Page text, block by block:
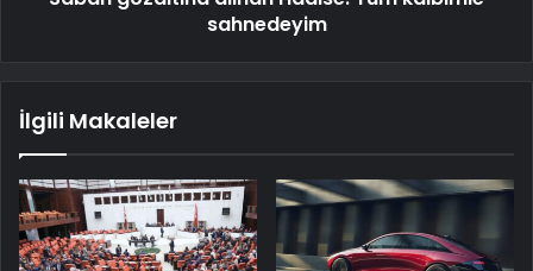
sahnedeyim
İlgili Makaleler